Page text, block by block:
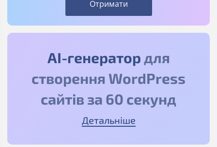
Отримати
АІ-генератордля
створення WordPress
сайтів за 60 секунд
Детальніше